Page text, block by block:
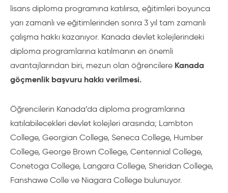
lisans diploma programına katılırsa, eğitimleri boyunca
yarı zamanlı ve eğitimlerinden sonra 3 yıl tam zamanlı
çalışma hakkı kazanıyor. Kanada devlet kolejlerindeki
diploma programlarına katılmanın en önemli
avantajlarından biri, mezun olan öğrencilere Kanada
göçmenlik başvuru hakkı verilmesi.
Öğrencilerin Kanada’da diploma programlarına
katılabilecekleri devlet kolejleri arasında; Lambton
College, Georgian College, Seneca College, Humber
College, George Brown College, Centennial College,
Conetoga College, Langara College, Sheridan College,
Fanshawe Colle ve Niagara College bulunuyor.